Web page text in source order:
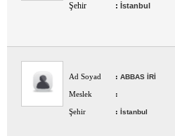
Şehir
: İstanbul
Ad Soyad : ABBAS İRİ
Meslek :
Şehir : İstanbul